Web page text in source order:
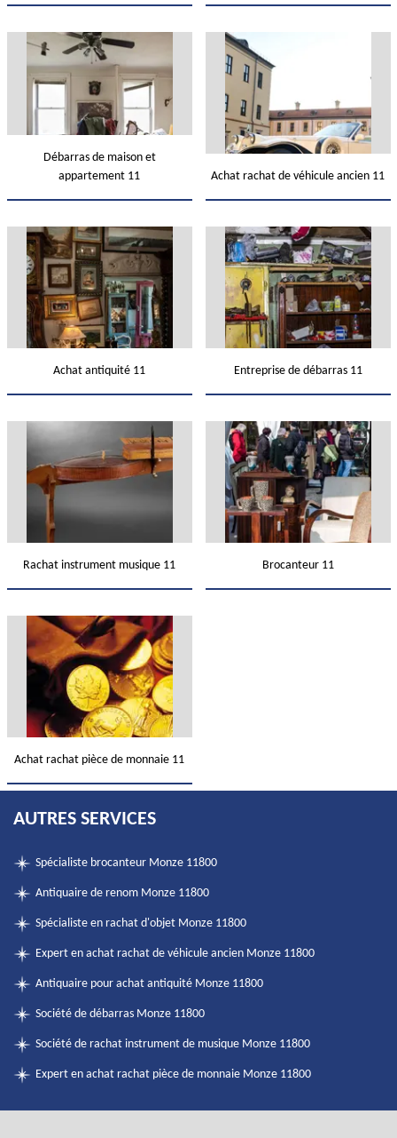
Débarras de maison et
appartement 11
Achat rachat de véhicule ancien 11
Achat antiquité 11 Entreprise de débarras 11
Rachat instrument musique 11 Brocanteur 11
Achat rachat pièce de monnaie 11
AUTRES SERVICES
Spécialiste brocanteur Monze 11800
Antiquaire de renom Monze 11800
Spécialiste en rachat d'objet Monze 11800
Expert en achat rachat de véhicule ancien Monze 11800
Antiquaire pour achat antiquité Monze 11800
Société de débarras Monze 11800
Société de rachat instrument de musique Monze 11800
Expert en achat rachat pièce de monnaie Monze 11800